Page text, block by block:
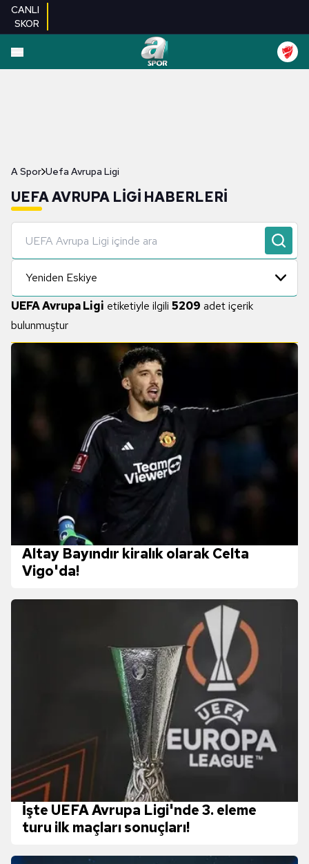
CANLI
SKOR
A Spor Uefa Avrupa Ligi
UEFA AVRUPA LIGI HABERLERI
Yeniden Eskiye
UEFA Avrupa Ligi etiketiyle ilgili 5209 adet içerik
bulunmuştur
Altay Bayındır kiralık olarak Celta
Vigo'da!
İşte UEFA Avrupa Ligi'nde 3. eleme
turu ilk maçları sonuçları!